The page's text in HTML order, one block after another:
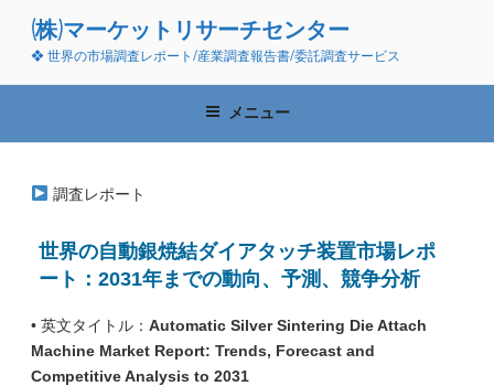
ン
(株)マーケットリサーチセンター
❖ 世界の市場調査レポート/産業調査報告書/委託調査サービス
メニュー
調査レポート
世界の自動銀焼結ダイアタッチ装置市場レポ
ート：2031年までの動向、予測、競争分析
• 英文タイトル： Automatic Silver Sintering Die Attach
Machine Market Report: Trends, Forecast and
Competitive Analysis to 2031